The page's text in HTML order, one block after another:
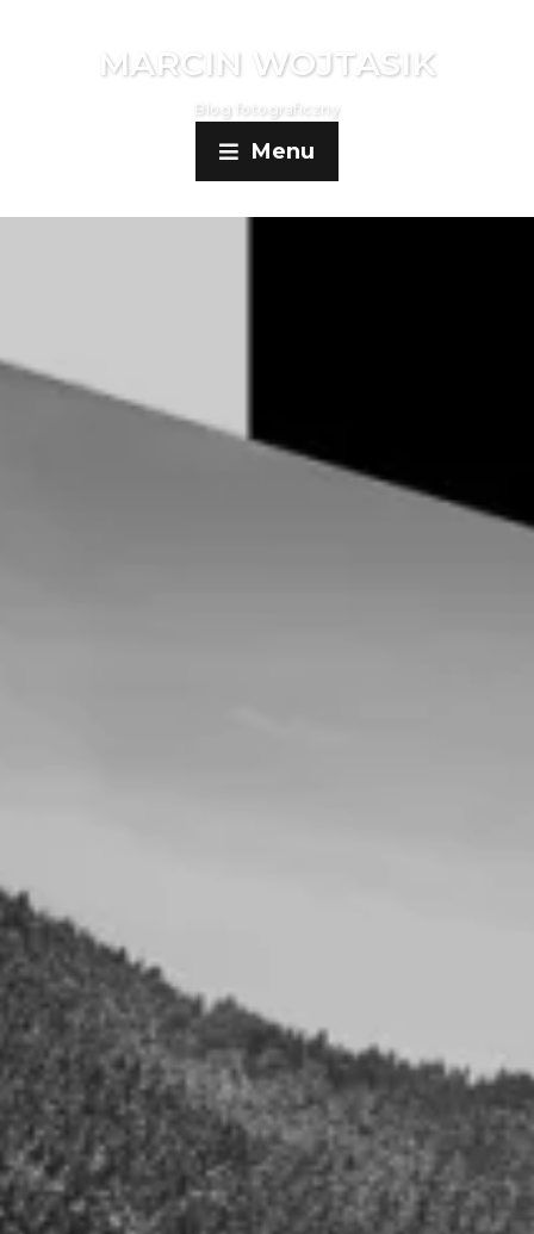
MARCIN WOJTASIK
Blog fotograficzny
Menu